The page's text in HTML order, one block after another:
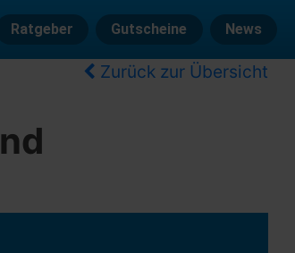
Ratgeber Gutscheine News
Zurück zur Übersicht